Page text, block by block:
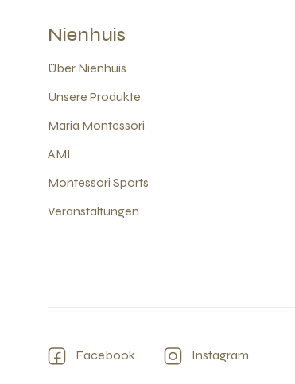
Nienhuis
Über Nienhuis
Unsere Produkte
Maria Montessori
AMI
Montessori Sports
Veranstaltungen
Facebook Instagram